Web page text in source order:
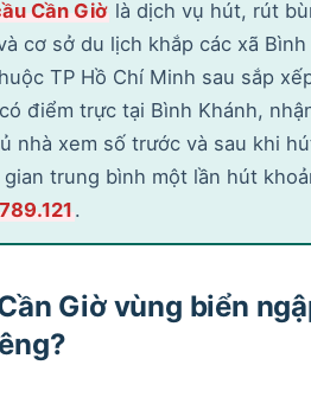
Cần Giờlà dịch vụ hút, rút
cơ sở du lịch khắp các xã
TP Hồ Chí Minh sau sắp
điểm trực tại Bình Khánh,
nhà xem số trước và sau khi
trung bình một lần hút
.
Giờ vùng biển